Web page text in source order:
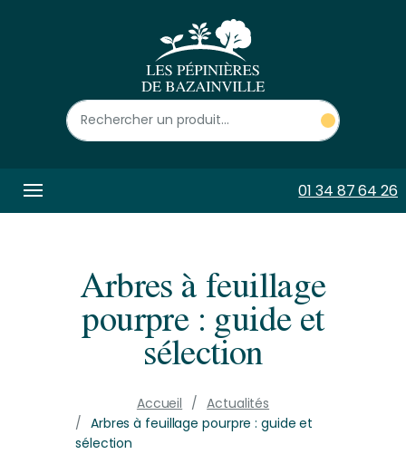
01 34 87 64 26
Arbres à feuillage
pourpre : guide et
sélection
Accueil
Actualités
Arbres à feuillage pourpre : guide et
sélection